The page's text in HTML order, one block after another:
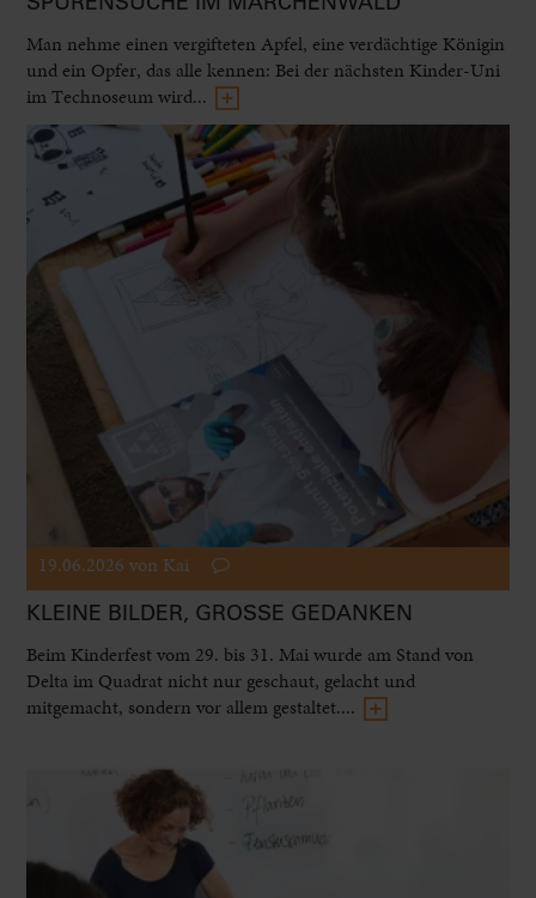
Man nehme einen vergifteten Apfel, eine verdächtige Königin
und ein Opfer, das alle kennen: Bei der nächsten Kinder-Uni
im Technoseum wird...
19.06.2026 von Kai
KLEINE BILDER, GROSSE GEDANKEN
Beim Kinderfest vom 29. bis 31. Mai wurde am Stand von
Delta im Quadrat nicht nur geschaut, gelacht und
mitgemacht, sondern vor allem gestaltet....